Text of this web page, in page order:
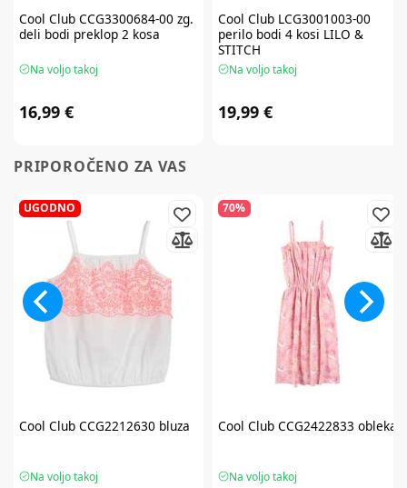
Cool ClubCCG3300684-00 zg.
deli bodi preklop 2 kosa
Na voljo takoj
16,99 €
Cool ClubLCG3001003-00
perilo bodi 4 kosi LILO &
STITCH
Na voljo takoj
19,99 €
PRIPOROČENO ZA VAS
UGODNO
Cool ClubCCG2212630 bluza
Na voljo takoj
70%
Cool ClubCCG2422833 obleka
Na voljo takoj